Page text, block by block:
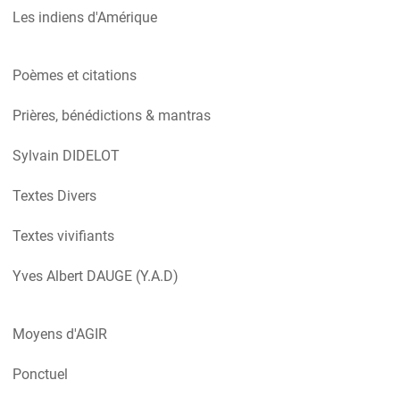
Les indiens d'Amérique
Poèmes et citations
Prières, bénédictions & mantras
Sylvain DIDELOT
Textes Divers
Textes vivifiants
Yves Albert DAUGE (Y.A.D)
Moyens d'AGIR
Ponctuel